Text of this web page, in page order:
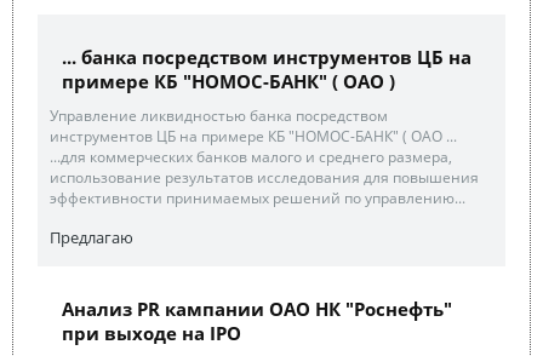
... банка посредством инструментов ЦБ на
примере КБ "НОМОС-БАНК" ( ОАО )
Управление ликвидностью банка посредством
инструментов ЦБ на примере КБ "НОМОС-БАНК" ( ОАО ...
...для коммерческих банков малого и среднего размера,
использование результатов исследования для повышения
эффективности принимаемых решений по управлению...
Предлагаю
Анализ PR кампании ОАО НК "Роснефть"
при выходе на IPO